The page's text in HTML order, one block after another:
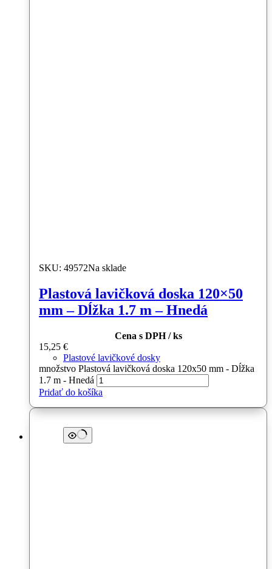
SKU: 49572Na sklade
Plastová lavičková doska 120×50
mm – Dĺžka 1.7 m – Hnedá
Cena s DPH / ks
15,25 €
Plastové lavičkové dosky
množstvo Plastová lavičková doska 120x50 mm - Dĺžka
1.7 m - Hnedá
Pridať do košíka